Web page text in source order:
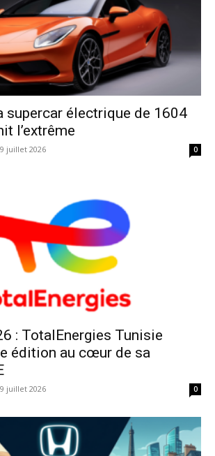
supercar électrique de 1604
l’extrême
juillet 2026 0
: TotalEnergies Tunisie
édition au cœur de sa
juillet 2026 0